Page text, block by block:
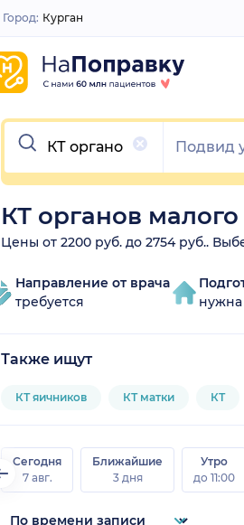
Закрыть
Город: Курган
Очистить
КТ органов малого
Цены от 2200 руб. до 2754 руб..
Направление от врача
требуется
нужна
Также ищут
КТ яичников КТ матки КТ
Сегодня
7 авг.
Ближайшие
3 дня
Утро
до 11:00